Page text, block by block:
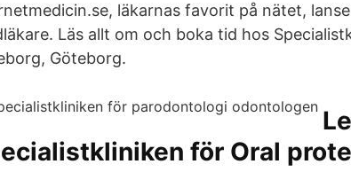
läkarnas favorit på nätet,
Läs allt om och boka tid hos
Göteborg.
för Oral